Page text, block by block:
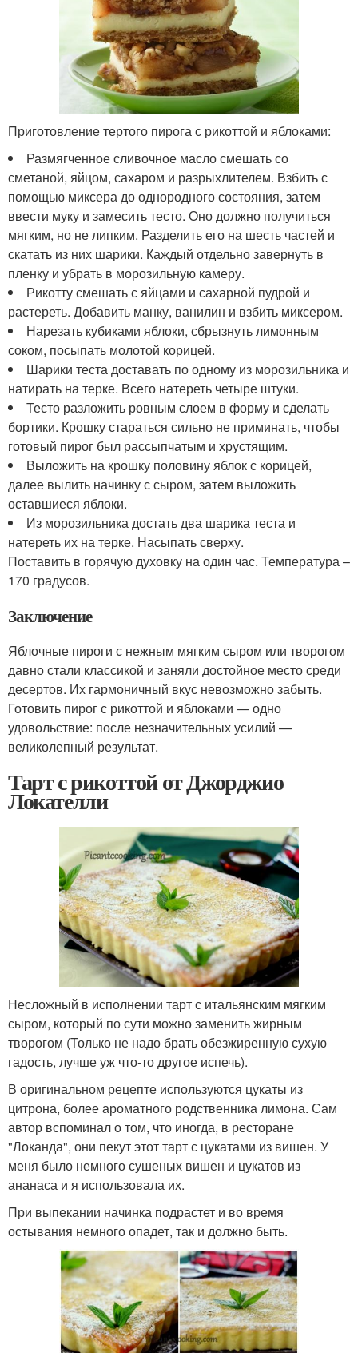
Приготовление тертого пирога с рикоттой и яблоками:
Размягченное сливочное масло смешать со
сметаной, яйцом, сахаром и разрыхлителем. Взбить с
помощью миксера до однородного состояния, затем
ввести муку и замесить тесто. Оно должно получиться
мягким, но не липким. Разделить его на шесть частей и
скатать из них шарики. Каждый отдельно завернуть в
пленку и убрать в морозильную камеру.
Рикотту смешать с яйцами и сахарной пудрой и
растереть. Добавить манку, ванилин и взбить миксером.
Нарезать кубиками яблоки, сбрызнуть лимонным
соком, посыпать молотой корицей.
Шарики теста доставать по одному из морозильника и
натирать на терке. Всего натереть четыре штуки.
Тесто разложить ровным слоем в форму и сделать
бортики. Крошку стараться сильно не приминать, чтобы
готовый пирог был рассыпчатым и хрустящим.
Выложить на крошку половину яблок с корицей,
далее вылить начинку с сыром, затем выложить
оставшиеся яблоки.
Из морозильника достать два шарика теста и
натереть их на терке. Насыпать сверху.
Поставить в горячую духовку на один час. Температура –
170 градусов.
Заключение
Яблочные пироги с нежным мягким сыром или творогом
давно стали классикой и заняли достойное место среди
десертов. Их гармоничный вкус невозможно забыть.
Готовить пирог с рикоттой и яблоками — одно
удовольствие: после незначительных усилий —
великолепный результат.
Тарт с рикоттой от Джорджио
Локателли
Несложный в исполнении тарт с итальянским мягким
сыром, который по сути можно заменить жирным
творогом (Только не надо брать обезжиренную сухую
гадость, лучше уж что-то другое испечь).
В оригинальном рецепте используются цукаты из
цитрона, более ароматного родственника лимона. Сам
автор вспоминал о том, что иногда, в ресторане
"Локанда", они пекут этот тарт с цукатами из вишен. У
меня было немного сушеных вишен и цукатов из
ананаса и я использовала их.
При выпекании начинка подрастет и во время
остывания немного опадет, так и должно быть.